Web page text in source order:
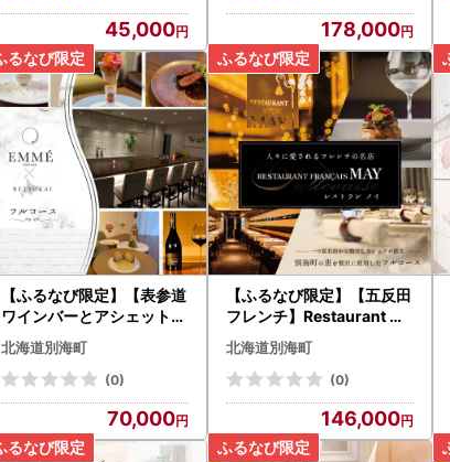
45,000 178,000
【ふるなび限定】【表参道
ワインバーとアシェットデ
セール】EMME( エンメ )
「別海町ディナーコース」
お食事券2名様 北海道
北海道別海町
(0)
70,000
【ふるなび限定】【五反田
フレンチ】Restaurant MA
Y「シェフの別海町食材お
まかせコース」お食事券2
名様 北海道
北海道別海町
(0)
146,000